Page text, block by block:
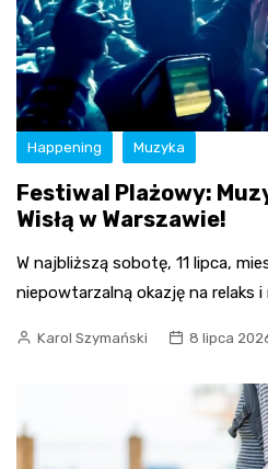
Happening Muzyka
Festiwal Plażowy:
Wisłą w Warszawie!
W najbliższą sobotę, 11 lipca,
niepowtarzalną okazję na relaks
Karol Szymański 8 lipca